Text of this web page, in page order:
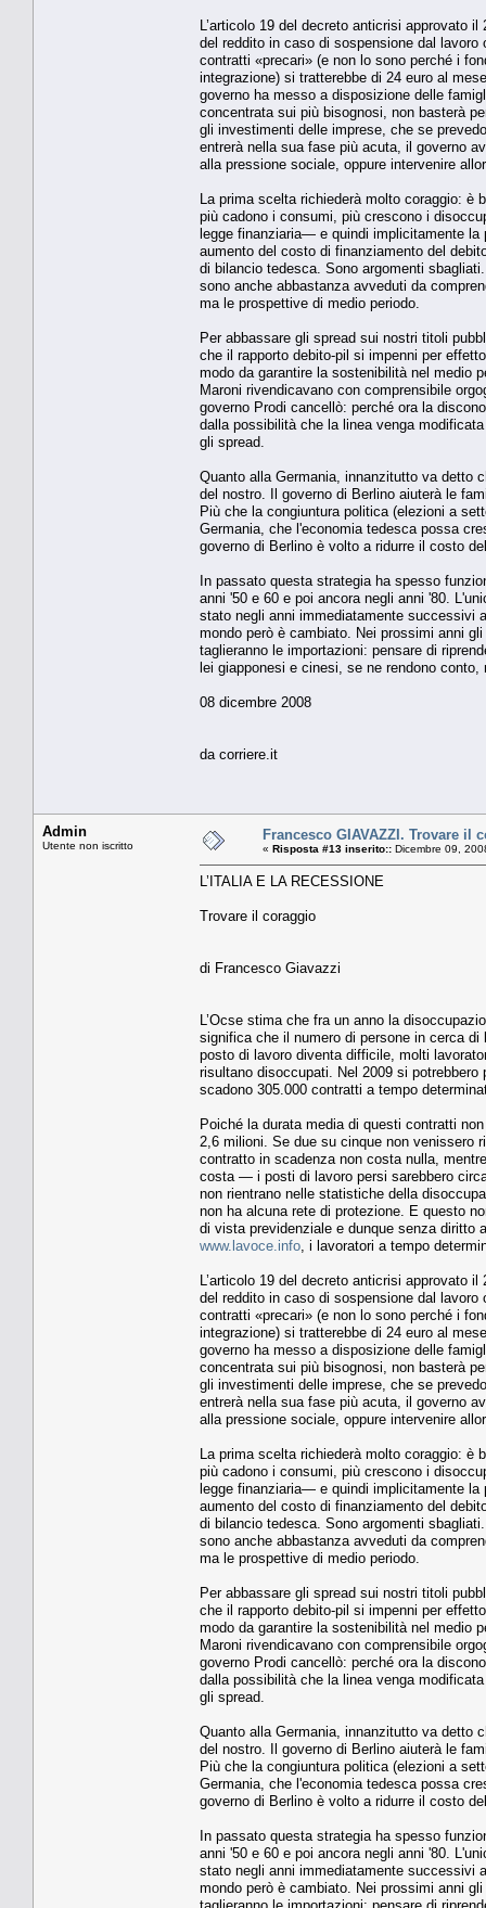
L’articolo 19 del decreto anticrisi approvato
del reddito in caso di sospensione dal
contratti «precari» (e non lo sono perché i
integrazione) si tratterebbe di 24 euro al
governo ha messo a disposizione delle
concentrata sui più bisognosi, non basterà
gli investimenti delle imprese, che se
entrerà nella sua fase più acuta, il governo
alla pressione sociale, oppure intervenire
La prima scelta richiederà molto coraggio: è
più cadono i consumi, più crescono i
legge finanziaria— e quindi implicitamente
aumento del costo di finanziamento del
di bilancio tedesca. Sono argomenti
sono anche abbastanza avveduti da
ma le prospettive di medio periodo.
Per abbassare gli spread sui nostri titoli
che il rapporto debito-pil si impenni per
modo da garantire la sostenibilità nel medio
Maroni rivendicavano con comprensibile
governo Prodi cancellò: perché ora la
dalla possibilità che la linea venga
gli spread.
Quanto alla Germania, innanzitutto va detto
del nostro. Il governo di Berlino aiuterà le
Più che la congiuntura politica (elezioni a
Germania, che l'economia tedesca possa
governo di Berlino è volto a ridurre il costo
In passato questa strategia ha spesso
anni '50 e 60 e poi ancora negli anni '80.
stato negli anni immediatamente successivi
mondo però è cambiato. Nei prossimi anni
taglieranno le importazioni: pensare di
lei giapponesi e cinesi, se ne rendono conto,
08 dicembre 2008
da corriere.it
Admin
Utente non iscritto
Francesco GIAVAZZI. Trovare il
« Risposta #13 inserito:: Dicembre 09,
L’ITALIA E LA RECESSIONE
Trovare il coraggio
di Francesco Giavazzi
L’Ocse stima che fra un anno la
significa che il numero di persone in cerca
posto di lavoro diventa difficile, molti
risultano disoccupati. Nel 2009 si
scadono 305.000 contratti a tempo
Poiché la durata media di questi contratti
2,6 milioni. Se due su cinque non venissero
contratto in scadenza non costa nulla,
costa — i posti di lavoro persi sarebbero
non rientrano nelle statistiche della
non ha alcuna rete di protezione. E questo
di vista previdenziale e dunque senza diritto
www.lavoce.info , i lavoratori a tempo
L’articolo 19 del decreto anticrisi approvato
del reddito in caso di sospensione dal
contratti «precari» (e non lo sono perché i
integrazione) si tratterebbe di 24 euro al
governo ha messo a disposizione delle
concentrata sui più bisognosi, non basterà
gli investimenti delle imprese, che se
entrerà nella sua fase più acuta, il governo
alla pressione sociale, oppure intervenire
La prima scelta richiederà molto coraggio: è
più cadono i consumi, più crescono i
legge finanziaria— e quindi implicitamente
aumento del costo di finanziamento del
di bilancio tedesca. Sono argomenti
sono anche abbastanza avveduti da
ma le prospettive di medio periodo.
Per abbassare gli spread sui nostri titoli
che il rapporto debito-pil si impenni per
modo da garantire la sostenibilità nel medio
Maroni rivendicavano con comprensibile
governo Prodi cancellò: perché ora la
dalla possibilità che la linea venga
gli spread.
Quanto alla Germania, innanzitutto va detto
del nostro. Il governo di Berlino aiuterà le
Più che la congiuntura politica (elezioni a
Germania, che l'economia tedesca possa
governo di Berlino è volto a ridurre il costo
In passato questa strategia ha spesso
anni '50 e 60 e poi ancora negli anni '80.
stato negli anni immediatamente successivi
mondo però è cambiato. Nei prossimi anni